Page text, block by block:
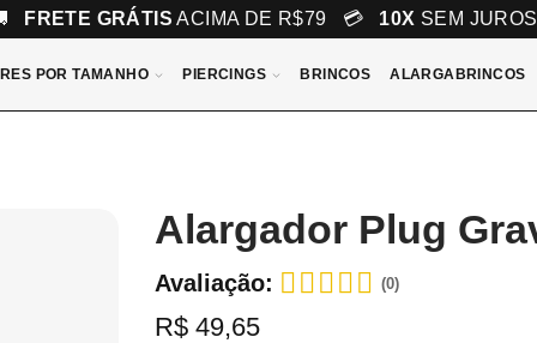
FRETE GRÁTIS ACIMA DE R$79 💳 10X SEM
POR TAMANHO PIERCINGS BRINCOS ALARGABRINCOS
Alargador Plug
Avaliação: (0)
R$ 49,65